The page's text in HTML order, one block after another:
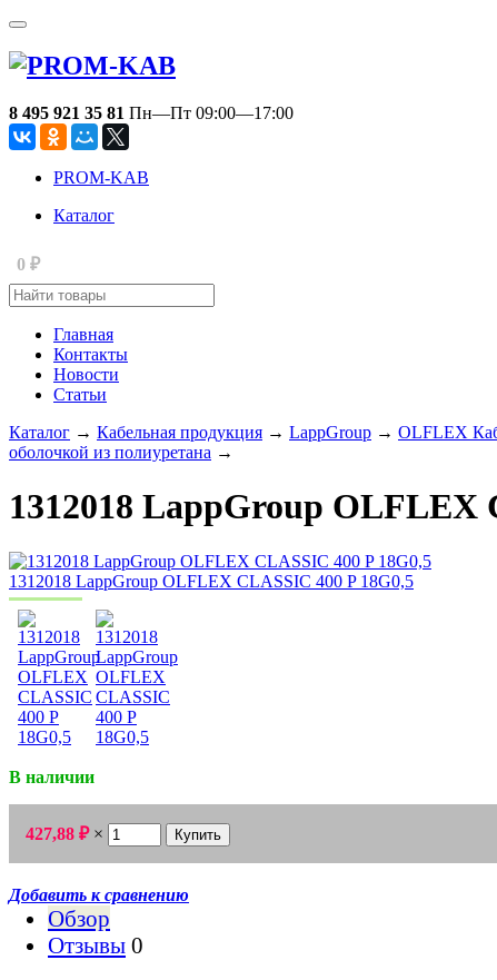
8 495 921 35 81 Пн—Пт 09:00—17:00
PROM-KAB
Каталог
0 ₽
Главная
Контакты
Новости
Статьи
Каталог → Кабельная продукция → LappGroup → OLFLEX
оболочкой из полиуретана →
1312018 LappGroup OLFLEX
В наличии
427,88 ₽ ×
Добавить к сравнению
Обзор
Отзывы 0